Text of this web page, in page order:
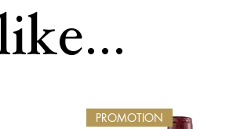
PROMOTION